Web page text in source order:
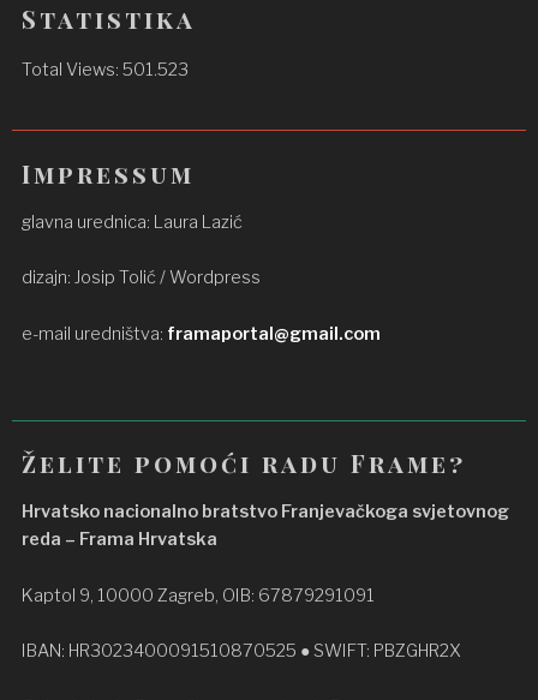
Statistika
Total Views:501.523
Impressum
glavna urednica: Laura Lazić
dizajn: Josip Tolić / Wordpress
e-mail uredništva: framaportal@gmail.com
Želite pomoći radu Frame?
Hrvatsko nacionalno bratstvo Franjevačkoga svjetovnog
reda – Frama Hrvatska
Kaptol 9, 10000 Zagreb, OIB: 67879291091
IBAN: HR3023400091510870525 ● SWIFT: PBZGHR2X